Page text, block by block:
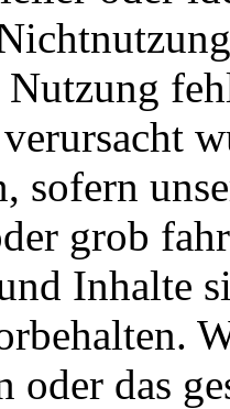
sofern
grob
Inhalte
oder das